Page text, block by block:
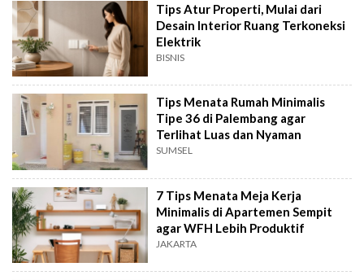
Tips Atur Properti, Mulai dari
Desain Interior Ruang Terkoneksi
Elektrik
BISNIS
Tips Menata Rumah Minimalis
Tipe 36 di Palembang agar
Terlihat Luas dan Nyaman
SUMSEL
7 Tips Menata Meja Kerja
Minimalis di Apartemen Sempit
agar WFH Lebih Produktif
JAKARTA